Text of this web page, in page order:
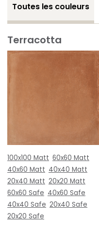
Toutes les couleurs
Terracotta
100x100 Matt 60x60 Matt
40x60 Matt 40x40 Matt
20x40 Matt 20x20 Matt
60x60 Safe 40x60 Safe
40x40 Safe 20x40 Safe
20x20 Safe